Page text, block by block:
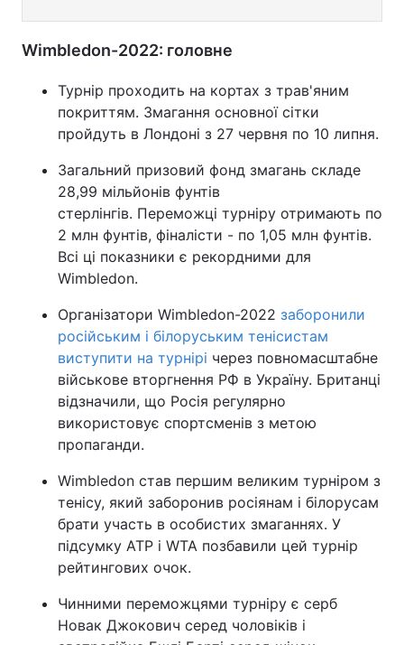
Wimbledon-2022: головне
Турнір проходить на кортах з трав'яним
покриттям. Змагання основної сітки
пройдуть в Лондоні з 27 червня по 10 липня.
Загальний призовий фонд змагань складе
28,99 мільйонів фунтів
стерлінгів. Переможці турніру отримають по
2 млн фунтів, фіналісти - по 1,05 млн фунтів.
Всі ці показники є рекордними для
Wimbledon.
Організатори Wimbledon-2022 заборонили
російським і білоруським тенісистам
виступити на турнірі через повномасштабне
військове вторгнення РФ в Україну. Британці
відзначили, що Росія регулярно
використовує спортсменів з метою
пропаганди.
Wimbledon став першим великим турніром з
тенісу, який заборонив росіянам і білорусам
брати участь в особистих змаганнях. У
підсумку ATP і WTA позбавили цей турнір
рейтингових очок.
Чинними переможцями турніру є серб
Новак Джокович серед чоловіків і